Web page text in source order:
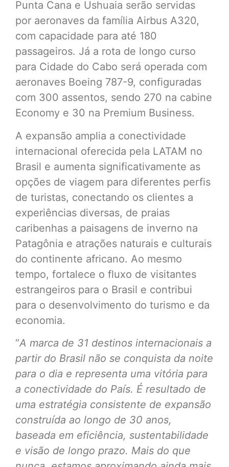
Punta Cana e Ushuaia serão servidas
por aeronaves da família Airbus A320,
com capacidade para até 180
passageiros. Já a rota de longo curso
para Cidade do Cabo será operada com
aeronaves Boeing 787-9, configuradas
com 300 assentos, sendo 270 na cabine
Economy e 30 na Premium Business.
A expansão amplia a conectividade
internacional oferecida pela LATAM no
Brasil e aumenta significativamente as
opções de viagem para diferentes perfis
de turistas, conectando os clientes a
experiências diversas, de praias
caribenhas a paisagens de inverno na
Patagônia e atrações naturais e culturais
do continente africano. Ao mesmo
tempo, fortalece o fluxo de visitantes
estrangeiros para o Brasil e contribui
para o desenvolvimento do turismo e da
economia.
“A marca de 31 destinos internacionais a
partir do Brasil não se conquista da noite
para o dia e representa uma vitória para
a conectividade do País. É resultado de
uma estratégia consistente de expansão
construída ao longo de 30 anos,
baseada em eficiência, sustentabilidade
e visão de longo prazo. Mais do que